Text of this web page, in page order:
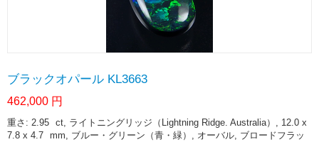
ブラックオパール KL3663
462,000 円
重さ: 2.95 ct, ライトニングリッジ（Lightning Ridge. Australia）, 12.0 x
7.8 x 4.7 mm, ブルー・グリーン（青・緑）, オーバル, ブロードフラッ